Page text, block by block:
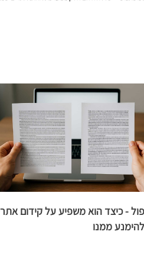
- כיצד הוא משפיע על קידום
ממנו